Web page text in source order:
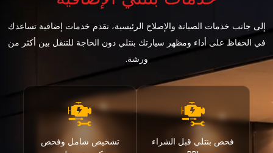
إلى جانب خدمات الصيانة والإصلاح الرئيسية، نقدم خدمات إضافية تساعدك
في الحفاظ على أداء ومظهر سيارتك بنتلي دون الحاجة للتنقل بين أكثر من
ورشة.
فحص بنتلي قبل الشراء
تشخيص شامل وفحص